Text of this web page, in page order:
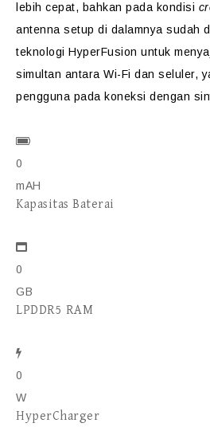
lebih cepat, bahkan pada kondisi
antenna setup di dalamnya sudah
teknologi HyperFusion untuk
simultan antara Wi-Fi dan seluler,
pengguna pada koneksi dengan
0
mAH
Kapasitas Baterai
0
GB
LPDDR5 RAM
0
W
HyperCharger